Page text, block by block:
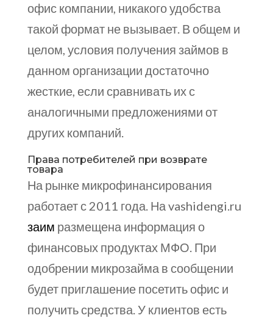
офис компании, никакого удобства
такой формат не вызывает. В общем и
целом, условия получения займов в
данном организации достаточно
жесткие, если сравнивать их с
аналогичными предложениями от
других компаний.
Права потребителей при возврате
товара
На рынке микрофинансирования
работает с 2011 года. На vashidengi.ru
заим размещена информация о
финансовых продуктах МФО. При
одобрении микрозайма в сообщении
будет приглашение посетить офис и
получить средства. У клиентов есть